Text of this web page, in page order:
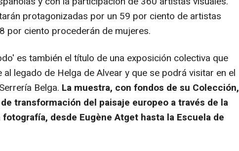
protagonizadas por un 59 por ciento de artistas
por ciento procederán de mujeres.
es también el título de una exposición colectiva que
al legado de Helga de Alvear y que se podrá visitar en el
Belga. La muestra, con fondos de su Colección,
transformación del paisaje europeo a través de la
desde Eugène Atget hasta la Escuela de